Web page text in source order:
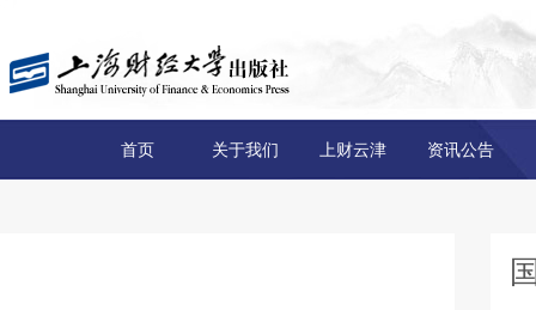
首页 关于我们 上财云津 资讯公告